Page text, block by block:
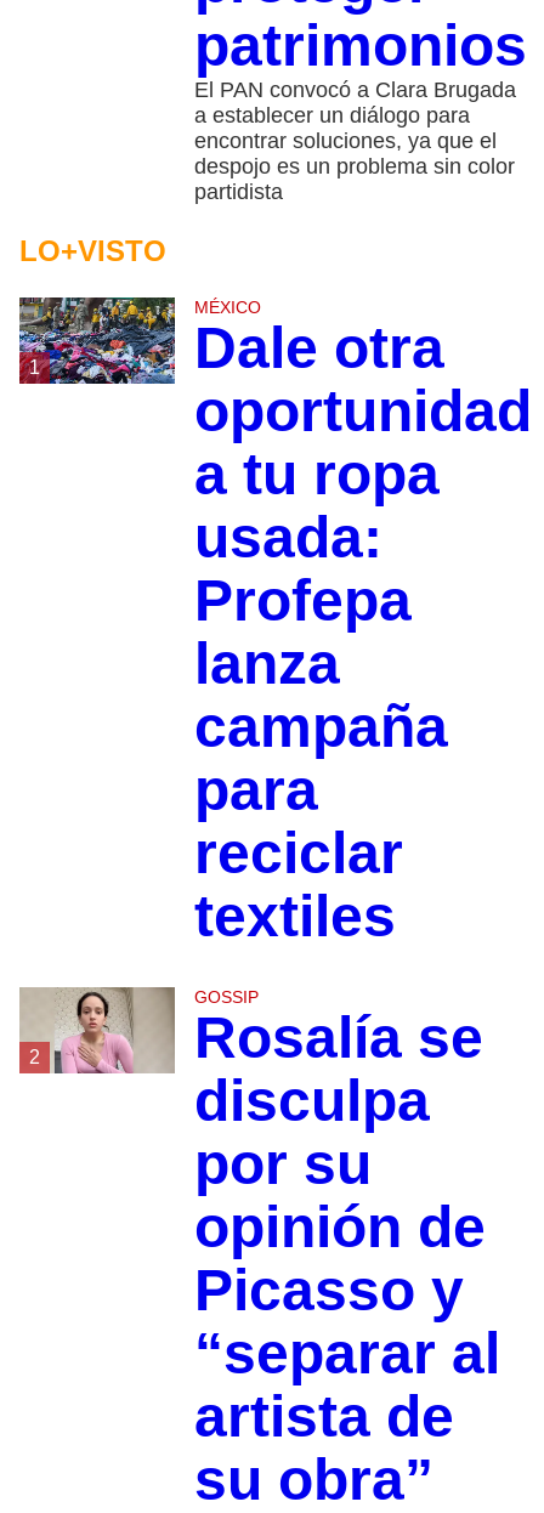
patrimonios
El PAN convocó a Clara Brugada
a establecer un diálogo para
encontrar soluciones, ya que el
despojo es un problema sin color
partidista
LO+VISTO
1
MÉXICO
Dale otra
oportunidad
a tu ropa
usada:
Profepa
lanza
campaña
para
reciclar
textiles
2
GOSSIP
Rosalía se
disculpa
por su
opinión de
Picasso y
“separar al
artista de
su obra”